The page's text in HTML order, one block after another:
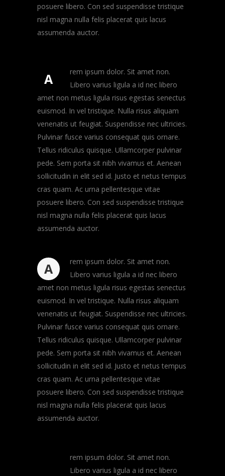
posuere libero. Con sed suspendisse tristique
nisl magna nulla felis placerat quis lacus
assumenda auctor.
A
rem ipsum dolor. Sit amet non.
Libero varius ligula a id nec libero
amet non metus ligula risus egestas senectus
euismod. In vel tristique. Nulla risus aliquam
venenatis ut feugiat. Suspendisse nec ultricies.
Pulvinar fusce varius consequat quis ornare.
Tellus ridiculus quisque. Ullamcorper pulvinar
pede. Sem porta sit nibh vivamus et. Aenean
sollicitudin in elit sed id. Justo et netus tempus
cras quam. Ac urna pellentesque vitae
posuere libero. Con sed suspendisse tristique
nisl magna nulla felis placerat quis lacus
assumenda auctor.
A
rem ipsum dolor. Sit amet non.
Libero varius ligula a id nec libero
amet non metus ligula risus egestas senectus
euismod. In vel tristique. Nulla risus aliquam
venenatis ut feugiat. Suspendisse nec ultricies.
Pulvinar fusce varius consequat quis ornare.
Tellus ridiculus quisque. Ullamcorper pulvinar
pede. Sem porta sit nibh vivamus et. Aenean
sollicitudin in elit sed id. Justo et netus tempus
cras quam. Ac urna pellentesque vitae
posuere libero. Con sed suspendisse tristique
nisl magna nulla felis placerat quis lacus
assumenda auctor.
rem ipsum dolor. Sit amet non.
Libero varius ligula a id nec libero